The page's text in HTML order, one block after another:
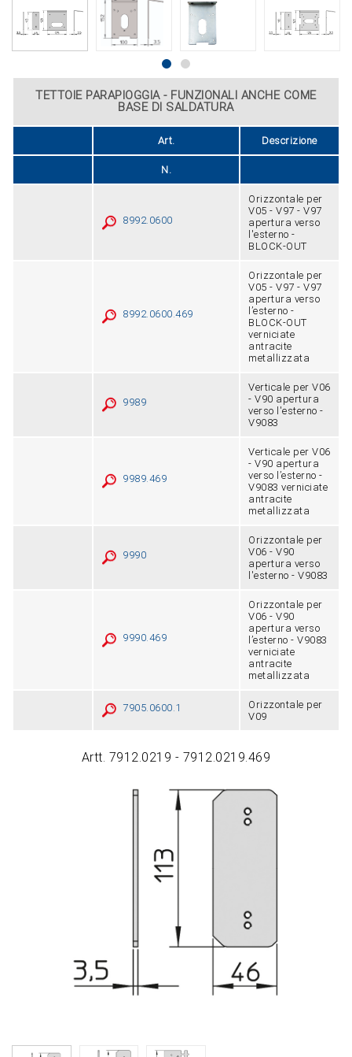
TETTOIE PARAPIOGGIA - FUNZIONALI ANCHE COME
BASE DI SALDATURA
Art. Descrizione
N.
8992.0600
Orizzontale per
V05 - V97 - V97
apertura verso
l'esterno -
BLOCK-OUT
8992.0600.469
Orizzontale per
V05 ‑ V97 ‑ V97
apertura verso
l’esterno ‑
BLOCK-OUT
verniciate
antracite
metallizzata
9989
Verticale per V06
- V90 apertura
verso l'esterno -
V9083
9989.469
Verticale per V06
‑ V90 apertura
verso l’esterno ‑
V9083 verniciate
antracite
metallizzata
9990
Orizzontale per
V06 - V90
apertura verso
l'esterno - V9083
9990.469
Orizzontale per
V06 ‑ V90
apertura verso
l’esterno ‑ V9083
verniciate
antracite
metallizzata
7905.0600.1
Orizzontale per
V09
Artt. 7912.0219 - 7912.0219.469